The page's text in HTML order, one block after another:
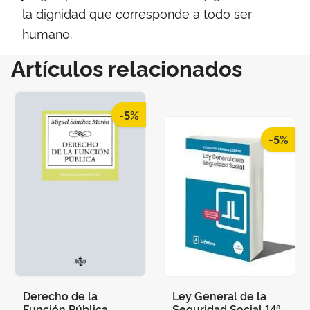
la dignidad que corresponde a todo ser
humano.
Artículos relacionados
-5%
Derecho de la
-5%
Ley General de la